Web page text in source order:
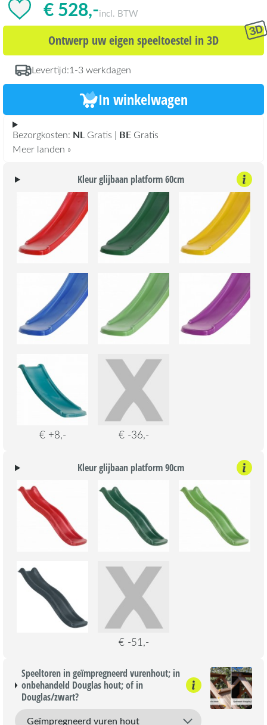
€ 528,-incl. BTW
Ontwerp uw eigen speeltoestel in 3D
Levertijd:1-3 werkdagen
In winkelwagen
Bezorgkosten: NL Gratis | BE Gratis
Meer landen »
Kleur glijbaan platform 60cm
€ +8,- € -36,-
Kleur glijbaan platform 90cm
€ -51,-
Speeltoren in geïmpregneerd vurenhout; in
onbehandeld Douglas hout; of in
Douglas/zwart?